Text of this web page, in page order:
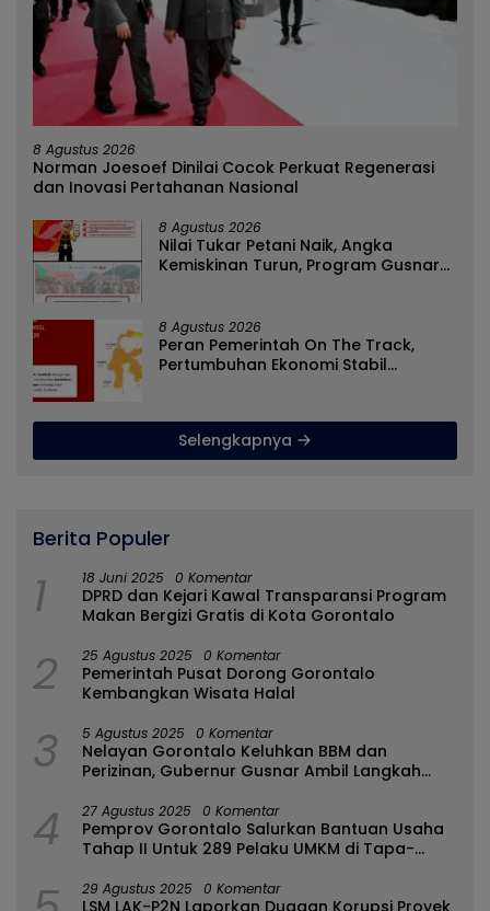
8 Agustus 2026
Norman Joesoef Dinilai Cocok Perkuat Regenerasi
dan Inovasi Pertahanan Nasional
8 Agustus 2026
Nilai Tukar Petani Naik, Angka
Kemiskinan Turun, Program Gusnar-
8 Agustus 2026
Peran Pemerintah On The Track,
Pertumbuhan Ekonomi Stabil
Selengkapnya
Berita Populer
1 18 Juni 2025 0 Komentar
DPRD dan Kejari Kawal Transparansi Program
Makan Bergizi Gratis di Kota Gorontalo
2 25 Agustus 2025 0 Komentar
Pemerintah Pusat Dorong Gorontalo
Kembangkan Wisata Halal
3 5 Agustus 2025 0 Komentar
Nelayan Gorontalo Keluhkan BBM dan
Perizinan, Gubernur Gusnar Ambil Langkah
4 27 Agustus 2025 0 Komentar
Pemprov Gorontalo Salurkan Bantuan Usaha
Tahap II Untuk 289 Pelaku UMKM di Tapa-
29 Agustus 2025 0 Komentar